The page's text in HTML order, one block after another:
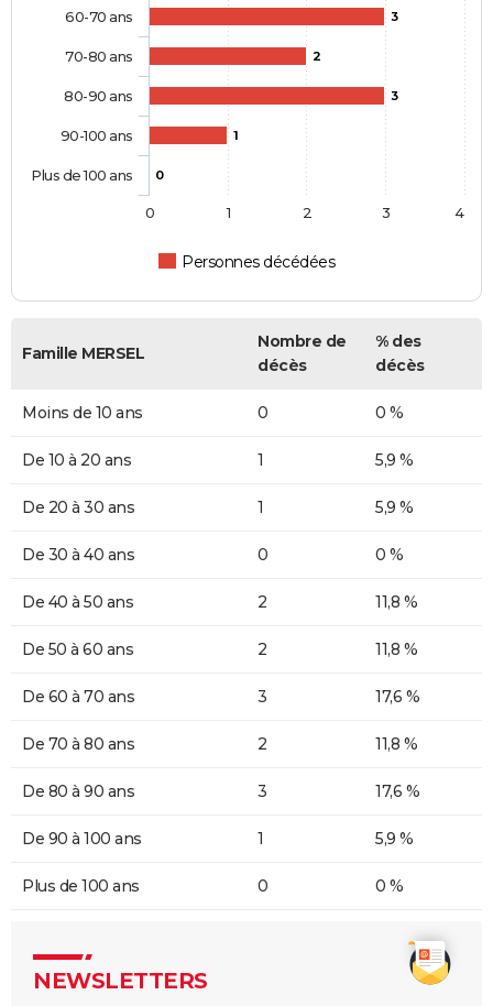
3
2
3
1
0
Personnes décédées
60-70 ans
70-80 ans
80-90 ans
90-100 ans
Plus de 100 ans
0 1 2 3 4
Famille MERSEL
Nombre de
décès
% des
décès
Moins de 10 ans 0 0 %
De 10 à 20 ans 1 5,9 %
De 20 à 30 ans 1 5,9 %
De 30 à 40 ans 0 0 %
De 40 à 50 ans 2 11,8 %
De 50 à 60 ans 2 11,8 %
De 60 à 70 ans 3 17,6 %
De 70 à 80 ans 2 11,8 %
De 80 à 90 ans 3 17,6 %
De 90 à 100 ans 1 5,9 %
Plus de 100 ans 0 0 %
NEWSLETTERS